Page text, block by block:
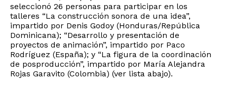
seleccionó 26 personas para participar en los
talleres “La construcción sonora de una idea”,
impartido por Denis Godoy (Honduras/República
Dominicana); “Desarrollo y presentación de
proyectos de animación”, impartido por Paco
Rodríguez (España); y “La figura de la coordinación
de posproducción”, impartido por María Alejandra
Rojas Garavito (Colombia) (ver lista abajo).